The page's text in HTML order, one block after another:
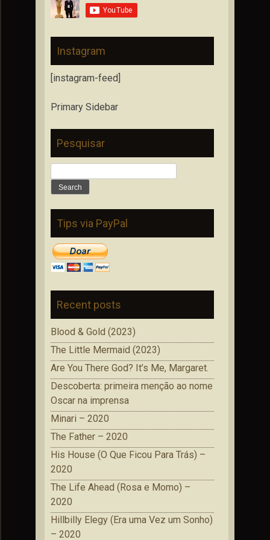
Instagram
[instagram-feed]
Primary Sidebar
Pesquisar
for:
Tips via PayPal
Recent posts
Blood & Gold (2023)
The Little Mermaid (2023)
Are You There God? It’s Me, Margaret.
Descoberta: primeira menção ao nome
Oscar na imprensa
Minari – 2020
The Father – 2020
His House (O Que Ficou Para Trás) –
2020
The Life Ahead (Rosa e Momo) –
2020
Hillbilly Elegy (Era uma Vez um Sonho)
– 2020